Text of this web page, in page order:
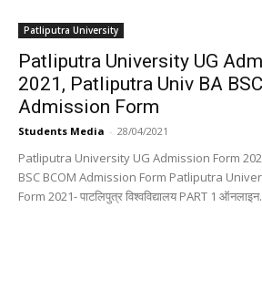
Patliputra University
Patliputra University UG
2021, Patliputra Univ BA
Admission Form
Students Media - 28/04/2021
Patliputra University UG Admission Form
BSC BCOM Admission Form Patliputra
Form 2021- पाटलिपुत्र विश्वविद्यालय PART 1